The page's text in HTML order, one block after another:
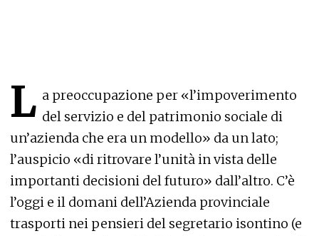
L a preoccupazione per «l’impoverimento
del servizio e del patrimonio sociale di
un’azienda che era un modello» da un lato;
l’auspicio «di ritrovare l’unità in vista delle
importanti decisioni del futuro» dall’altro. C’è
l’oggi e il domani dell’Azienda provinciale
trasporti nei pensieri del segretario isontino (e